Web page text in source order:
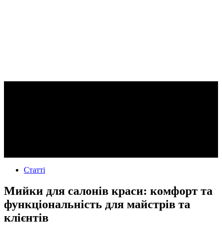
Статті
Мийки для салонів краси: комфорт та
функціональність для майстрів та
клієнтів